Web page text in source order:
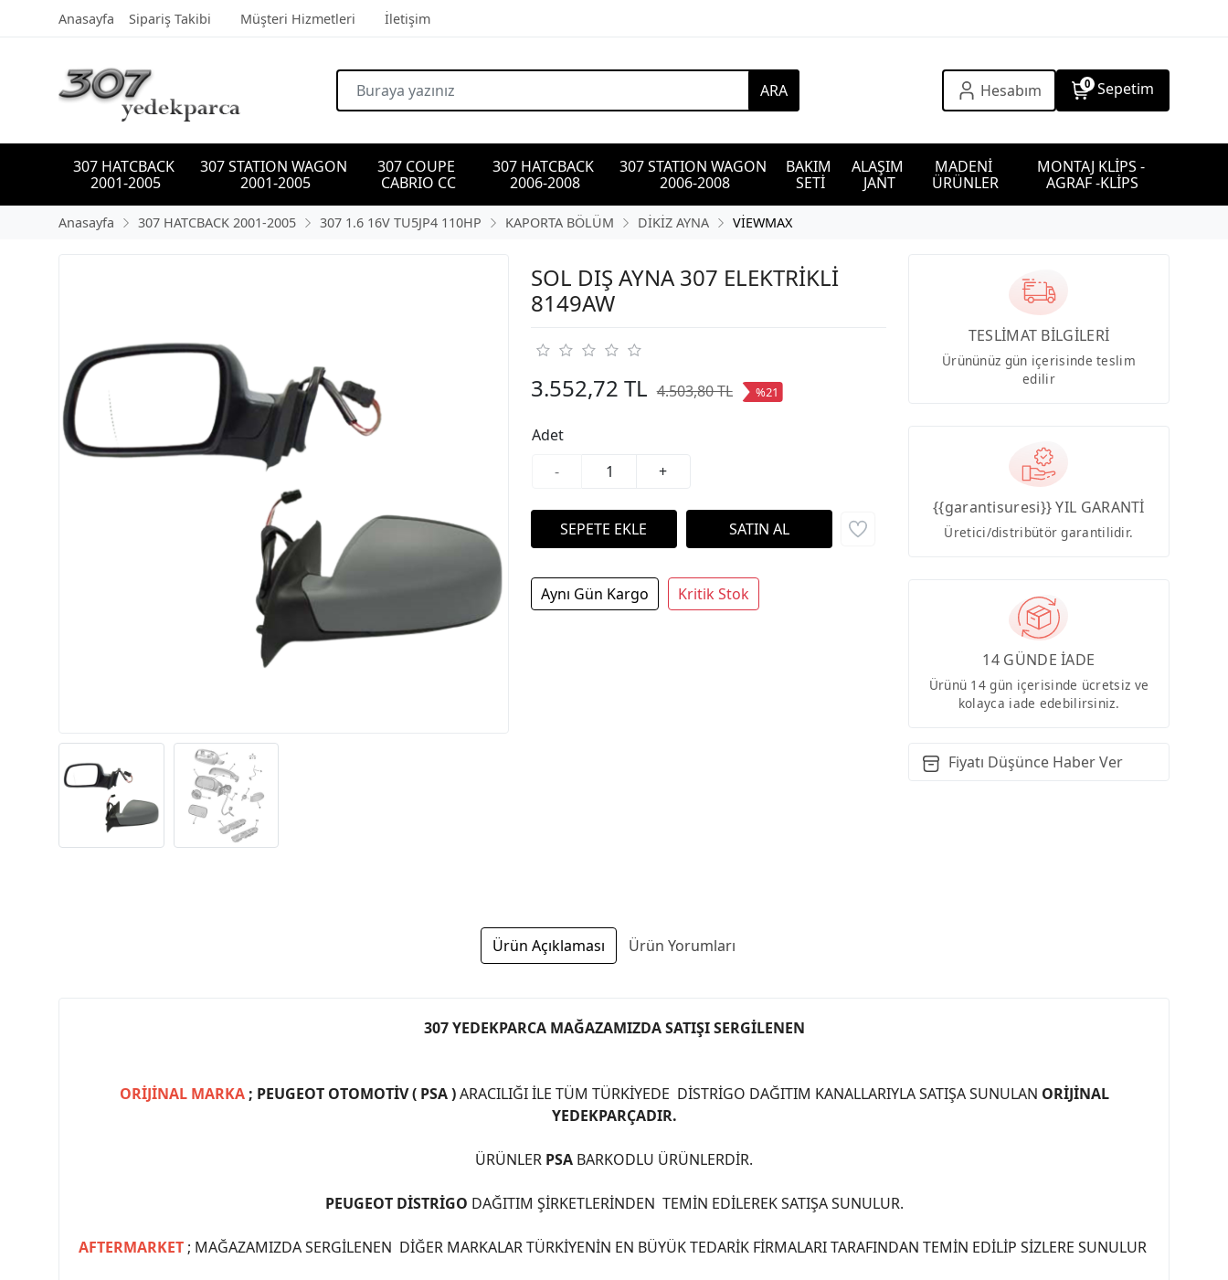
Anasayfa Sipariş Takibi Müşteri Hizmetleri İletişim
ARA Hesabım 0 Sepetim
307 HATCBACK
2001-2005
307 STATION WAGON
2001-2005
307 COUPE
CABRIO CC
307 HATCBACK
2006-2008
307 STATION WAGON
2006-2008
BAKIM
SETİ
ALAŞIM
JANT
MADENİ
ÜRÜNLER
MONTAJ KLİPS -
AGRAF -KLİPS
Anasayfa 307 HATCBACK 2001-2005 307 1.6 16V TU5JP4 110HP KAPORTA BÖLÜM DİKİZ AYNA VİEWMAX
SOL DIŞ AYNA 307 ELEKTRİKLİ
8149AW
3.552,72 TL 4.503,80 TL %21
Adet
-
+
Aynı Gün Kargo Kritik Stok
TESLİMAT BİLGİLERİ
Ürününüz gün içerisinde teslim
edilir
{{garantisuresi}} YIL GARANTİ
Üretici/distribütör garantilidir.
14 GÜNDE İADE
Ürünü 14 gün içerisinde ücretsiz ve
kolayca iade edebilirsiniz.
Fiyatı Düşünce Haber Ver
Ürün Açıklaması Ürün Yorumları
307 YEDEKPARCA MAĞAZAMIZDA SATIŞI SERGİLENEN
ORİJİNAL MARKA; PEUGEOT OTOMOTİV ( PSA )ARACILIĞI İLE TÜM TÜRKİYEDE DİSTRİGO DAĞITIM KANALLARIYLA SATIŞA SUNULAN ORİJİNAL
YEDEKPARÇADIR.
ÜRÜNLER PSA BARKODLU ÜRÜNLERDİR.
PEUGEOT DİSTRİGO DAĞITIM ŞİRKETLERİNDEN TEMİN EDİLEREK SATIŞA SUNULUR.
AFTERMARKET ; MAĞAZAMIZDA SERGİLENEN DİĞER MARKALAR TÜRKİYENİN EN BÜYÜK TEDARİK FİRMALARI TARAFINDAN TEMİN EDİLİP SİZLERE SUNULUR